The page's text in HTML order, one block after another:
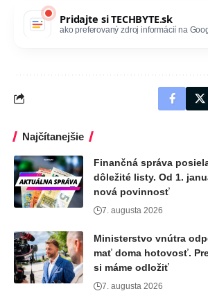
Pridajte siTECHBYTE.sk
ako preferovaný zdroj informácií na
Najčítanejšie
Finančná správa
dôležité listy. Od 1.
nová povinnosť
7. augusta 2026
Ministerstvo vnútra
mať doma hotovosť.
si máme odložiť
7. augusta 2026